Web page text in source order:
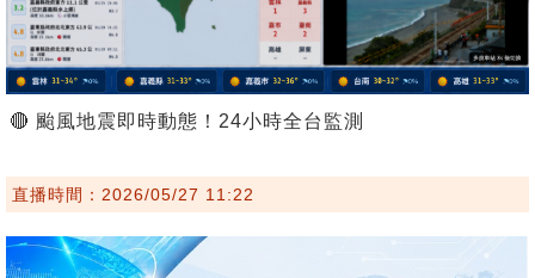
🔴 颱風地震即時動態！24小時全台監測
直播時間：2026/05/27 11:22